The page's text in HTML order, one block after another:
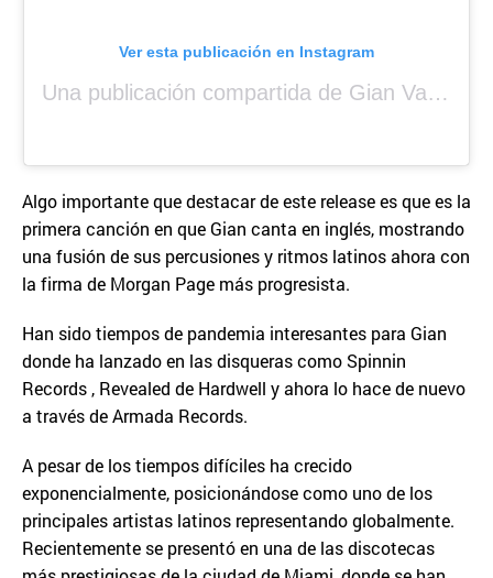
Ver esta publicación en Instagram
Una publicación compartida de Gian Varela (@gianvarela)
Algo importante que destacar de este release es que es la
primera canción en que Gian canta en inglés, mostrando
una fusión de sus percusiones y ritmos latinos ahora con
la firma de Morgan Page más progresista.
Han sido tiempos de pandemia interesantes para Gian
donde ha lanzado en las disqueras como Spinnin
Records , Revealed de Hardwell y ahora lo hace de nuevo
a través de Armada Records.
A pesar de los tiempos difíciles ha crecido
exponencialmente, posicionándose como uno de los
principales artistas latinos representando globalmente.
Recientemente se presentó en una de las discotecas